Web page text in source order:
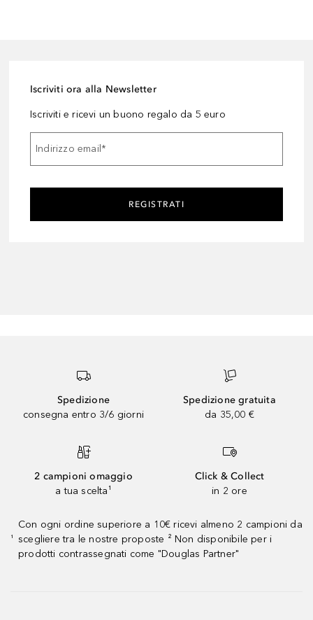
Iscriviti ora alla Newsletter
Iscriviti e ricevi un buono regalo da 5 euro
Indirizzo email*
REGISTRATI
Spedizione
consegna entro 3/6 giorni
Spedizione gratuita
da 35,00 €
2 campioni omaggio
a tua scelta¹
Click & Collect
in 2 ore
¹
Con ogni ordine superiore a 10€ ricevi almeno 2 campioni da
scegliere tra le nostre proposte ² Non disponibile per i
prodotti contrassegnati come "Douglas Partner"